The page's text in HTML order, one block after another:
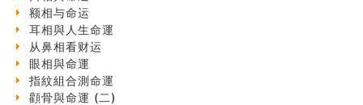
命理解说：想请问什么时候能够遇到姻缘结婚？
商舖選址的風水講究 (下)
吉凶神跳上大运时的断法【四柱技巧】
家居常見風水形煞及化解方法 (一)
刘燮鈞讲人相 手纹与命运(一)
玄空本义 (二)
额相与命运
耳相與人生命運
从鼻相看财运
眼相與命運
指紋組合測命運
顴骨與命運 (二)